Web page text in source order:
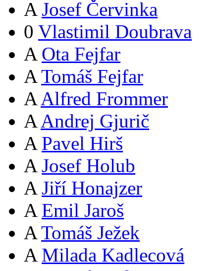
A Josef Červinka
0 Vlastimil Doubrava
A Ota Fejfar
A Tomáš Fejfar
A Alfred Frommer
A Andrej Gjurič
A Pavel Hirš
A Josef Holub
A Jiří Honajzer
A Emil Jaroš
A Tomáš Ježek
A Milada Kadlecová